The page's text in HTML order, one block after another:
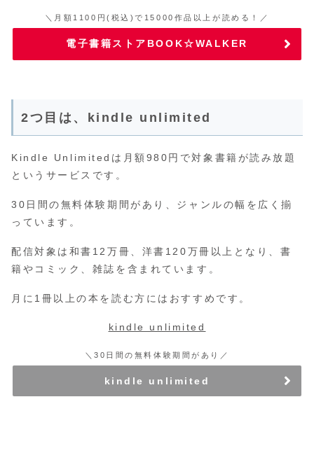
＼月額1100円(税込)で15000作品以上が読める！／
電子書籍ストアBOOK☆WALKER
2つ目は、kindle unlimited
Kindle Unlimitedは月額980円で対象書籍が読み放題
というサービスです。
30日間の無料体験期間があり、ジャンルの幅を広く揃
っています。
配信対象は和書12万冊、洋書120万冊以上となり、書
籍やコミック、雑誌を含まれています。
月に1冊以上の本を読む方にはおすすめです。
kindle unlimited
＼30日間の無料体験期間があり／
kindle unlimited